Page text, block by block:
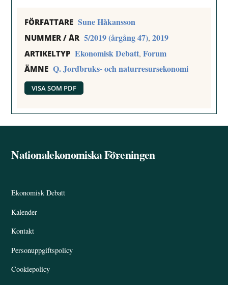
FÖRFATTARE Sune Håkansson
NUMMER / ÅR 5/2019 (årgång 47),2019
ARTIKELTYP Ekonomisk Debatt,Forum
ÄMNE Q. Jordbruks- och naturresursekonomi
VISA SOM PDF
Back
Nationalekonomiska Föreningen
Ekonomisk Debatt
Kalender
Kontakt
Personuppgiftspolicy
Cookiepolicy